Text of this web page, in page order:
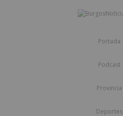
Portada
Podcast
Provincia
Deportes